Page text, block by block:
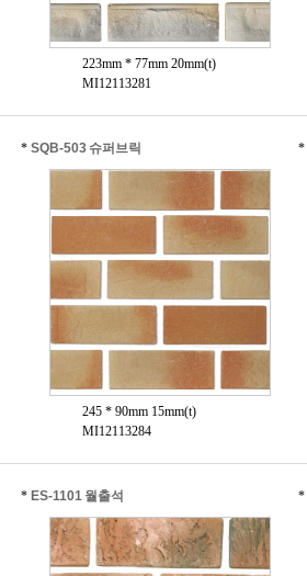
223mm * 77mm 20mm(t)
MI12113281
* SQB-503 슈퍼브릭
245 * 90mm 15mm(t)
MI12113284
*
* ES-1101 월출석 *